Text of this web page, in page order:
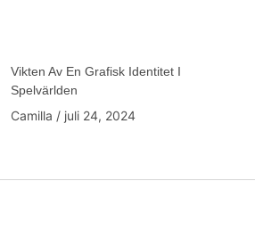
Vikten Av En Grafisk Identitet I
Spelvärlden
Camilla juli 24, 2024